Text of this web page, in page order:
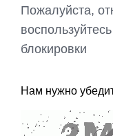
Пожалуйста,
блокировки
Нам нужно